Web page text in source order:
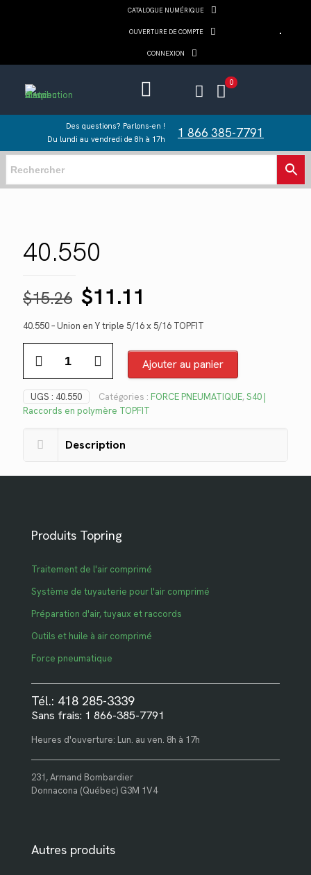
CATALOGUE NUMÉRIQUE
OUVERTURE DE COMPTE
CONNEXION
0
Des questions? Parlons-en !
Du lundi au vendredi de 8h à 17h
1 866 385-7791
40.550
$15.26 Le
prix
initial
était :
$15.26.
$11.11
prix
actuel
est :
$11.11.
40.550 – Union en Y triple 5/16 x 5/16 TOPFIT
Ajouter au panier
UGS : 40.550 Catégories : FORCE PNEUMATIQUE,S40 |
Raccords en polymère TOPFIT
Description
Produits Topring
Traitement de l'air comprimé
Système de tuyauterie pour l'air comprimé
Préparation d'air, tuyaux et raccords
Outils et huile à air comprimé
Force pneumatique
Tél.: 418 285-3339
Sans frais: 1 866-385-7791
Heures d'ouverture: Lun. au ven. 8h à 17h
231, Armand Bombardier
Donnacona (Québec) G3M 1V4
Autres produits